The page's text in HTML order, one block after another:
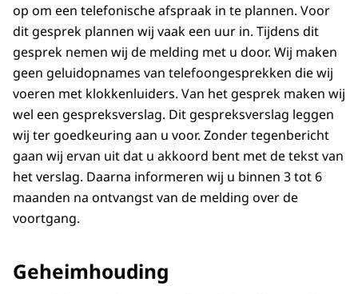
op om een telefonische afspraak in te plannen. Voor
dit gesprek plannen wij vaak een uur in. Tijdens dit
gesprek nemen wij de melding met u door. Wij maken
geen geluidopnames van telefoongesprekken die wij
voeren met klokkenluiders. Van het gesprek maken wij
wel een gespreksverslag. Dit gespreksverslag leggen
wij ter goedkeuring aan u voor. Zonder tegenbericht
gaan wij ervan uit dat u akkoord bent met de tekst van
het verslag. Daarna informeren wij u binnen 3 tot 6
maanden na ontvangst van de melding over de
voortgang.
Geheimhouding